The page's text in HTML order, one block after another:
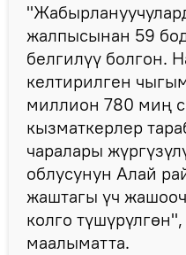
жалпысынан 59
белгилүү болгон.
келтирилген
миллион 780 миң
кызматкерлер
чаралары
облусунун Алай
жаштагы үч
колго
маалыматта.